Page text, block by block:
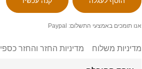
אנו תומכים באמצעי התשלום: Paypal
מדיניות משלוח מדיניות החזר והחזר כספי